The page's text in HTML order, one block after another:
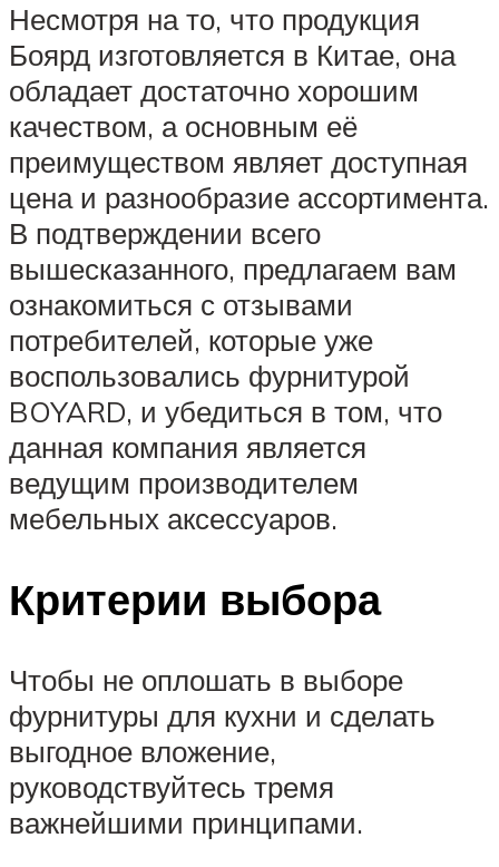
Несмотря на то, что продукция
Боярд изготовляется в Китае, она
обладает достаточно хорошим
качеством, а основным её
преимуществом являет доступная
цена и разнообразие ассортимента.
В подтверждении всего
вышесказанного, предлагаем вам
ознакомиться с отзывами
потребителей, которые уже
воспользовались фурнитурой
BOYARD, и убедиться в том, что
данная компания является
ведущим производителем
мебельных аксессуаров.
Критерии выбора
Чтобы не оплошать в выборе
фурнитуры для кухни и сделать
выгодное вложение,
руководствуйтесь тремя
важнейшими принципами.